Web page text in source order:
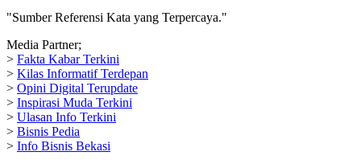
"Sumber Referensi Kata yang Terpercaya."
Media Partner;
> Fakta Kabar Terkini
> Kilas Informatif Terdepan
> Opini Digital Terupdate
> Inspirasi Muda Terkini
> Ulasan Info Terkini
> Bisnis Pedia
> Info Bisnis Bekasi